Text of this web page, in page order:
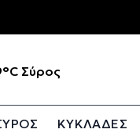
Σύρος
ΚΥΚΛΑΔΕΣ